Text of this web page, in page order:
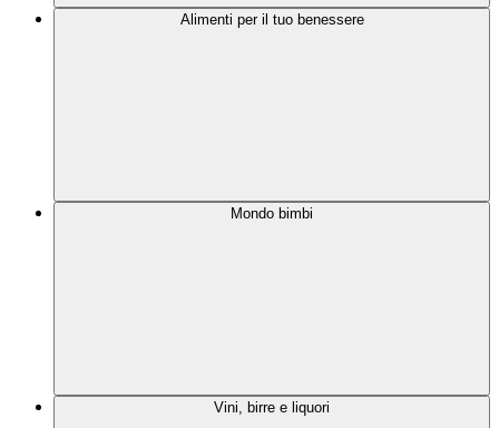
Alimenti per il tuo benessere
Mondo bimbi
Vini, birre e liquori